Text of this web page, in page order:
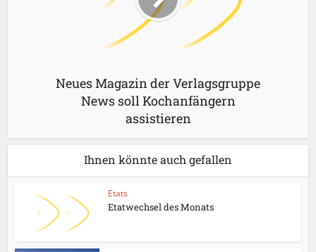
Neues Magazin der Verlagsgruppe
News soll Kochanfängern
assistieren
Ihnen könnte auch gefallen
Etats
Etatwechsel des Monats